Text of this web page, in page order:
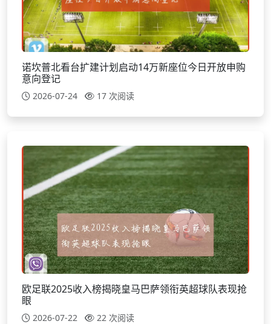
诺坎普北看台扩建计划启动14万新座位今日开放申购
意向登记
2026-07-24 17 次阅读
欧足联2025收入榜揭晓皇马巴萨领衔英超球队表现抢
眼
2026-07-22 22 次阅读